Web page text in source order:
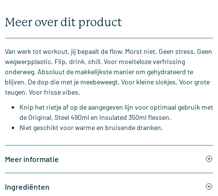
Meer over dit product
Van werk tot workout, jij bepaalt de flow. Morst niet. Geen stress. Geen
wegwerpplastic. Flip, drink, chill. Voor moeiteloze verfrissing
onderweg. Absoluut de makkelijkste manier om gehydrateerd te
blijven. De dop die met je meebeweegt. Voor kleine slokjes. Voor grote
teugen. Voor frisse vibes.
Knip het rietje af op de aangegeven lijn voor optimaal gebruik met
de Original, Steel 490ml en Insulated 350ml flessen.
Niet geschikt voor warme en bruisende dranken.
Meer informatie
Ingrediënten